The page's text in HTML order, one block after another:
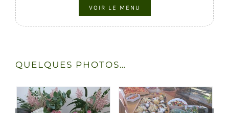
VOIR LE MENU
QUELQUES PHOTOS…